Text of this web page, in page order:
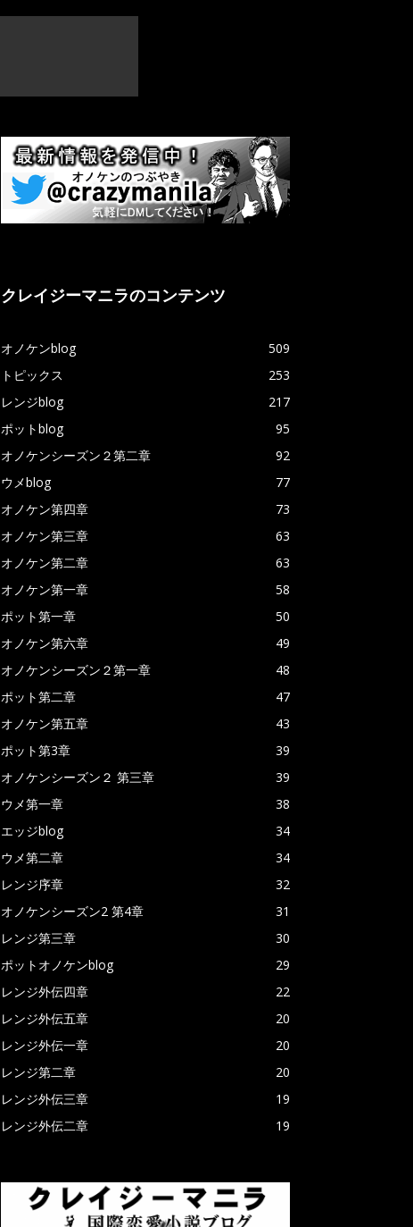
クレイジーマニラのコンテンツ
オノケンblog
509
トピックス
253
レンジblog
217
ポットblog
95
オノケンシーズン２第二章
92
ウメblog
77
オノケン第四章
73
オノケン第三章
63
オノケン第二章
63
オノケン第一章
58
ポット第一章
50
オノケン第六章
49
オノケンシーズン２第一章
48
ポット第二章
47
オノケン第五章
43
ポット第3章
39
オノケンシーズン２ 第三章
39
ウメ第一章
38
エッジblog
34
ウメ第二章
34
レンジ序章
32
オノケンシーズン2 第4章
31
レンジ第三章
30
ポットオノケンblog
29
レンジ外伝四章
22
レンジ外伝五章
20
レンジ外伝一章
20
レンジ第二章
20
レンジ外伝三章
19
レンジ外伝二章
19